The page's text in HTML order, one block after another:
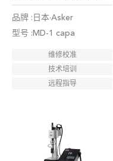
品牌 :日本·Asker
型号 :MD-1 capa
维修校准
技术培训
远程指导